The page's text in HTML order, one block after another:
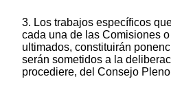
3. Los trabajos específicos
cada una de las Comisiones
ultimados, constituirán
serán sometidos a la
procediere, del Consejo